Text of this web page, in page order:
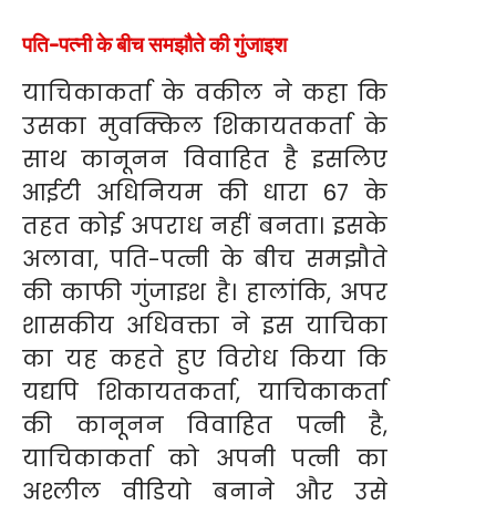
पति-पत्नी के बीच समझौते की गुंजाइश
याचिकाकर्ता के वकील ने कहा कि
उसका मुवक्किल शिकायतकर्ता के
साथ कानूनन विवाहित है इसलिए
आईटी अधिनियम की धारा 67 के
तहत कोई अपराध नहीं बनता। इसके
अलावा, पति-पत्नी के बीच समझौते
की काफी गुंजाइश है। हालांकि, अपर
शासकीय अधिवक्ता ने इस याचिका
का यह कहते हुए विरोध किया कि
यद्यपि शिकायतकर्ता, याचिकाकर्ता
की कानूनन विवाहित पत्नी है,
याचिकाकर्ता को अपनी पत्नी का
अश्लील वीडियो बनाने और उसे